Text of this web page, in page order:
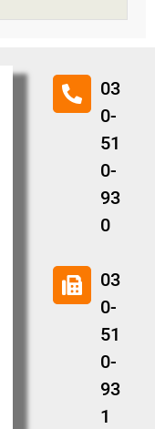
03
0-
51
0-
93
0
03
0-
51
0-
93
1